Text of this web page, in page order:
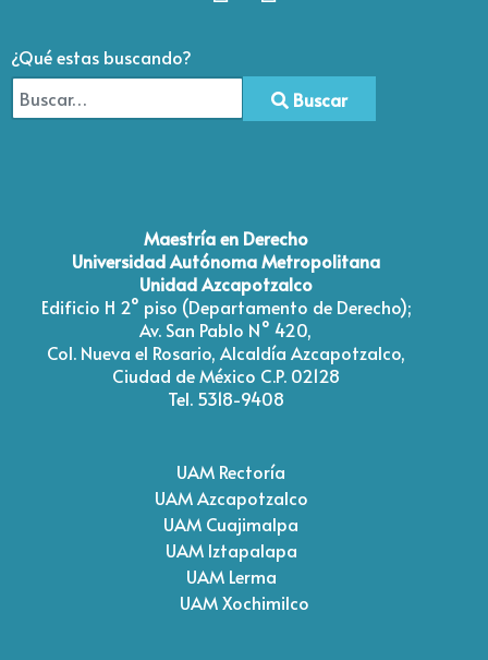
¿Qué estas buscando?
Buscar
Maestría en Derecho
Universidad Autónoma Metropolitana
Unidad Azcapotzalco
Edificio H 2° piso (Departamento de Derecho);
Av. San Pablo N° 420,
Col. Nueva el Rosario, Alcaldía Azcapotzalco,
Ciudad de México C.P. 02128
Tel. 5318-9408
UAM Rectoría
UAM Azcapotzalco
UAM Cuajimalpa
UAM Iztapalapa
UAM Lerma
UAM Xochimilco